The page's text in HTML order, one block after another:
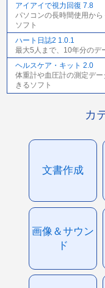
アイアイで視力回復 7.8
パソコンの長時間使用か
ソフト
ハート日誌2 1.0.1
最大5人まで、10年分のデ
ヘルスケア・キット 2.0
体重計や血圧計の測定デ
きるソフト
カ
文書作成
画像＆サウン
ド